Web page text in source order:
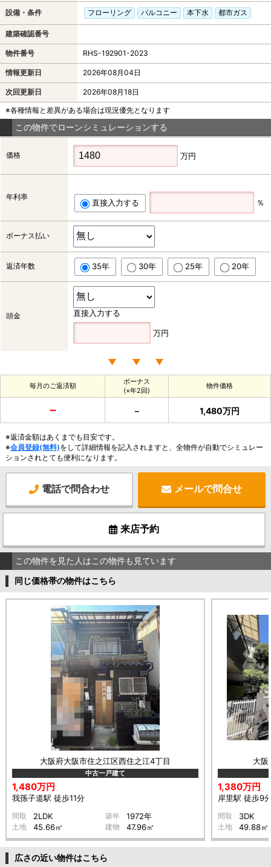
設備・条件 フローリング バルコニー 本下水 都市ガス
建築確認番号
物件番号 RHS-192901-2023
情報更新日 2026年08月04日
次回更新日
2026年08月18日
※各種情報と差異がある場合は現況優先となります
この物件でローンシミュレーションする
価格 万円
年利率
直接入力する ％
ボーナス払い
返済年数 35年 30年 25年 20年
頭金 直接入力する
万円
毎月のご返済額
ボーナス
(×年2回)
物件価格
－ － 1,480万円
※返済金額はあくまでも目安です。
※会員登録(無料)をして詳細情報を記入されますと、全物件が自動でシミュレー
ションされとても便利になります。
電話で問合わせ メールで問合せ
来店予約
この物件を見た人はこの物件も見ています
同じ価格帯の物件はこちら
大阪府大阪市住之江区西住之江4丁目
中古一戸建て
1,480万円
我孫子道駅 徒歩11分
間取 2LDK 築年 1972年
土地 45.66㎡ 建物 47.96㎡
大阪
1,380万円
岸里駅 徒歩9
間取 3DK
土地 49.88㎡
広さの近い物件はこちら